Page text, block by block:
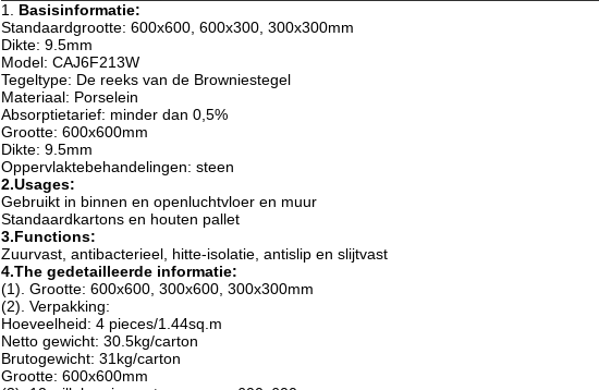
1. Basisinformatie:
Standaardgrootte: 600x600, 600x300, 300x300mm
Dikte: 9.5mm
Model: CAJ6F213W
Tegeltype: De reeks van de Browniestegel
Materiaal: Porselein
Absorptietarief: minder dan 0,5%
Grootte: 600x600mm
Dikte: 9.5mm
Oppervlaktebehandelingen: steen
2.Usages:
Gebruikt in binnen en openluchtvloer en muur
Standaardkartons en houten pallet
3.Functions:
Zuurvast, antibacterieel, hitte-isolatie, antislip en slijtvast
4.The gedetailleerde informatie:
(1). Grootte: 600x600, 300x600, 300x300mm
(2). Verpakking:
Hoeveelheid: 4 pieces/1.44sq.m
Netto gewicht: 30.5kg/carton
Brutogewicht: 31kg/carton
Grootte: 600x600mm